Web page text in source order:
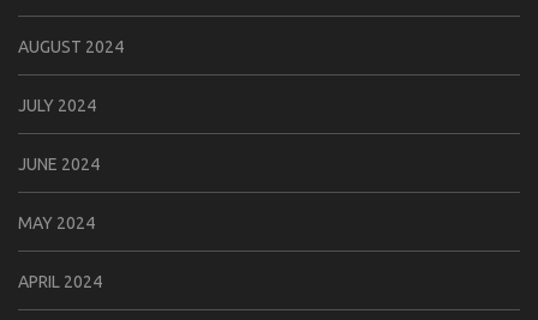
AUGUST 2024
JULY 2024
JUNE 2024
MAY 2024
APRIL 2024